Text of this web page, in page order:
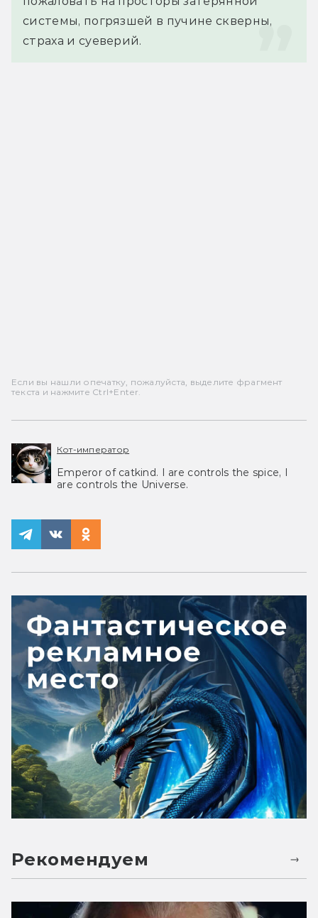
системы, погрязшей в пучине скверны,
страха и суеверий.
Если вы нашли опечатку, пожалуйста, выделите фрагмент
текста и нажмите Ctrl+Enter.
Кот-император
Emperor of catkind. I are controls the spice, I
are controls the Universe.
Рекомендуем